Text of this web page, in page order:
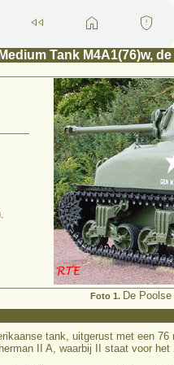
fast_rewind home gpp_maybe
Medium Tank M4A1(76)w,
Foto 1. De
tank, uitgerust met een
II A, waarbij II staat voor